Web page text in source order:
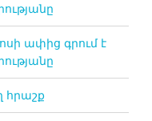
ափից գրում է
հրաշք